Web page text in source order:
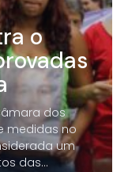
o
dos
medidas no
um
das...